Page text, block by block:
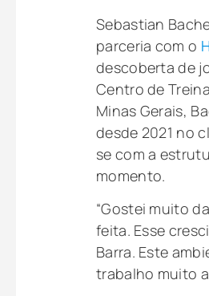
Sebastian
parceria com o
descoberta de
Centro de
Minas Gerais,
desde 2021 no
se com a
momento.
“Gostei muito
feita. Esse
Barra. Este
trabalho muito